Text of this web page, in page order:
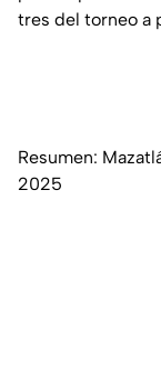
tres del torneo a
Resumen:
2025